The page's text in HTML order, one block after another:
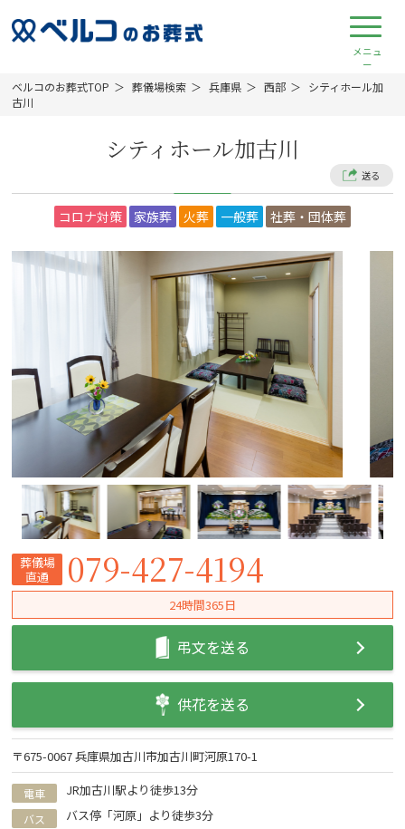
ベルコのお葬式TOP 葬儀場検索 兵庫県 西部
シティホール加
古川
シティホール加古川
送る
コロナ対策 家族葬 火葬 一般葬 社葬・団体葬
葬儀場
直通
079-427-4194
24時間365日
弔文を送る
供花を送る
〒675-0067 兵庫県加古川市加古川町河原170-1
電車 JR加古川駅より徒歩13分
バス バス停「河原」より徒歩3分